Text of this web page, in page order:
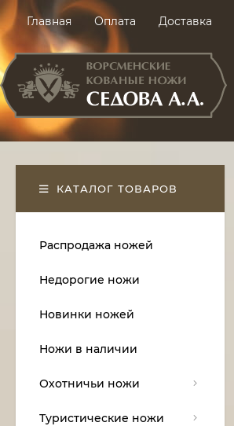
Главная Оплата Доставка
КАТАЛОГ ТОВАРОВ
Распродажа ножей
Недорогие ножи
Новинки ножей
Ножи в наличии
Охотничьи ножи
Туристические ножи